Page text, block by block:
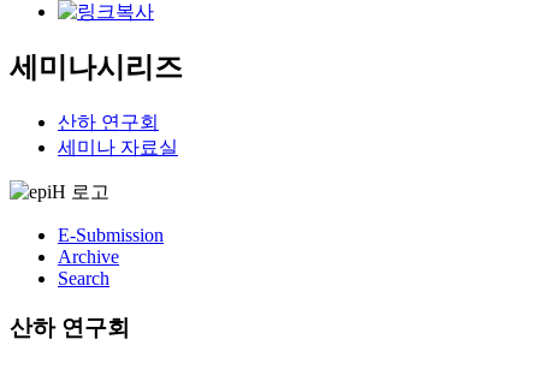
세미나시리즈
산하 연구회
세미나 자료실
E-Submission
Archive
Search
산하 연구회